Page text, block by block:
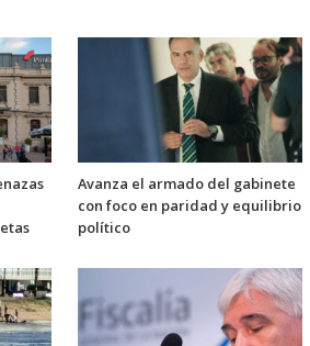
Avanza el armado del gabinete
con foco en paridad y equilibrio
político